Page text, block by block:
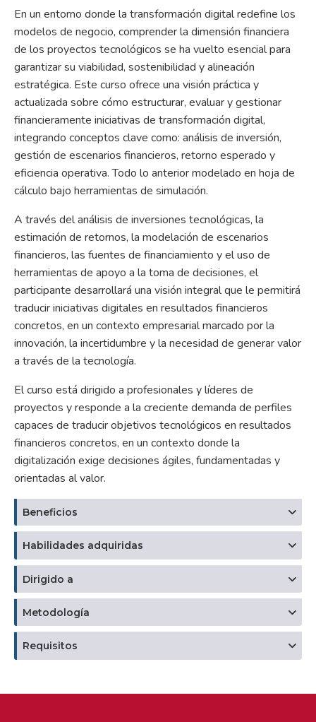
En un entorno donde la transformación digital redefine los
modelos de negocio, comprender la dimensión financiera
de los proyectos tecnológicos se ha vuelto esencial para
garantizar su viabilidad, sostenibilidad y alineación
estratégica. Este curso ofrece una visión práctica y
actualizada sobre cómo estructurar, evaluar y gestionar
financieramente iniciativas de transformación digital,
integrando conceptos clave como: análisis de inversión,
gestión de escenarios financieros, retorno esperado y
eficiencia operativa. Todo lo anterior modelado en hoja de
cálculo bajo herramientas de simulación.
A través del análisis de inversiones tecnológicas, la
estimación de retornos, la modelación de escenarios
financieros, las fuentes de financiamiento y el uso de
herramientas de apoyo a la toma de decisiones, el
participante desarrollará una visión integral que le permitirá
traducir iniciativas digitales en resultados financieros
concretos, en un contexto empresarial marcado por la
innovación, la incertidumbre y la necesidad de generar valor
a través de la tecnología.
El curso está dirigido a profesionales y líderes de
proyectos y responde a la creciente demanda de perfiles
capaces de traducir objetivos tecnológicos en resultados
financieros concretos, en un contexto donde la
digitalización exige decisiones ágiles, fundamentadas y
orientadas al valor.
Beneficios
Habilidades adquiridas
Dirigido a
Metodología
Requisitos